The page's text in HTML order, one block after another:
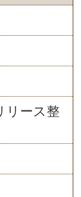
リース整